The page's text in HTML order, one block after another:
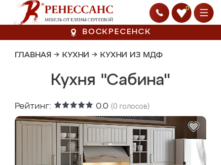
0
ВОСКРЕСЕНСК
ГЛАВНАЯ → КУХНИ → КУХНИ ИЗ МДФ
Кухня "Сабина"
Рейтинг: 0.0 (0 голосов)